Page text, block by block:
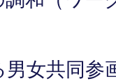
女共同参